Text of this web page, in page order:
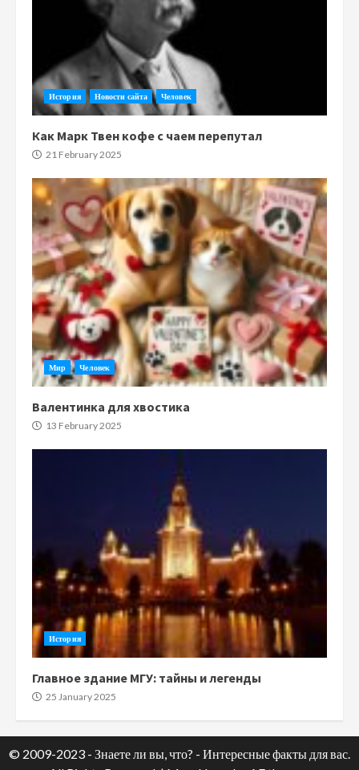
История Новости сайта Человек
Как Марк Твен кофе с чаем перепутал
21 February 2025
Мир Человек
Валентинка для хвостика
13 February 2025
История
Главное здание МГУ: тайны и легенды
25 January 2025
© 2009-2023 - Знаете ли вы, что? - Интересные факты для вас.